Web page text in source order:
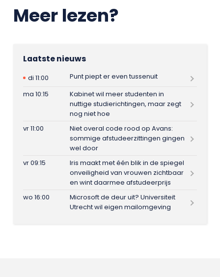
Meer lezen?
Laatste nieuws
di 11:00
Punt piept er even tussenuit
ma 10:15
Kabinet wil meer studenten in
nuttige studierichtingen, maar zegt
nog niet hoe
vr 11:00
Niet overal code rood op Avans:
sommige afstudeerzittingen gingen
wel door
vr 09:15
Iris maakt met één blik in de spiegel
onveiligheid van vrouwen zichtbaar
en wint daarmee afstudeerprijs
wo 16:00
Microsoft de deur uit? Universiteit
Utrecht wil eigen mailomgeving